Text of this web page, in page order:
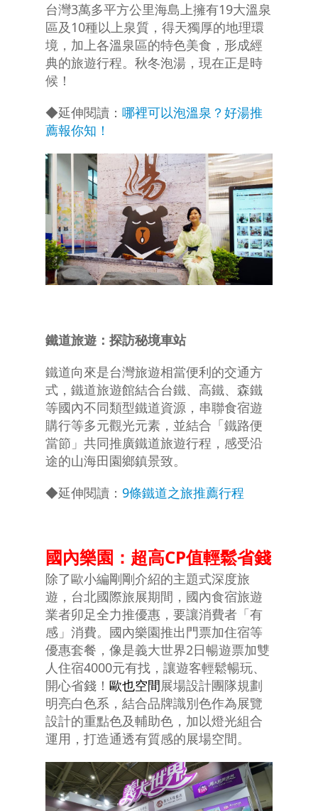
台灣3萬多平方公里海島上擁有19大溫泉
區及10種以上泉質，得天獨厚的地理環
境，加上各溫泉區的特色美食，形成經
典的旅遊行程。秋冬泡湯，現在正是時
候！
◆延伸閱讀： 哪裡可以泡溫泉？好湯推
薦報你知！
鐵道旅遊 ：探訪秘境車站
鐵道向來是台灣旅遊相當便利的交通方
式，鐵道旅遊館結合台鐵、高鐵、森鐵
等國內不同類型鐵道資源，串聯食宿遊
購行等多元觀光元素，並結合「鐵路便
當節」共同推廣鐵道旅遊行程，感受沿
途的山海田園鄉鎮景致。
◆延伸閱讀： 9條鐵道之旅推薦行程
國內樂園：超高CP值輕鬆省錢
除了歐小編剛剛介紹的主題式深度旅
遊，台北國際旅展期間，國內食宿旅遊
業者卯足全力推優惠，要讓消費者「有
感」消費。國內樂園推出門票加住宿等
優惠套餐，像是義大世界2日暢遊票加雙
人住宿4000元有找，讓遊客輕鬆暢玩、
開心省錢！ 歐也空間展場設計團隊規劃
明亮白色系，結合品牌識別色作為展覽
設計的重點色及輔助色，加以燈光組合
運用，打造通透有質感的展場空間。